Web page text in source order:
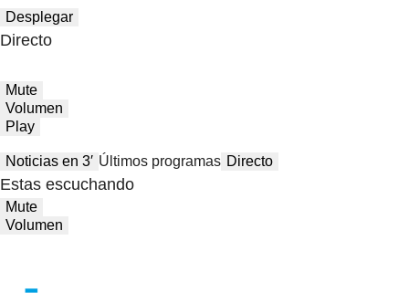
Desplegar
Directo
Mute
Volumen
Play
Noticias en 3′ Últimos programas Directo
Estas escuchando
Mute
Volumen